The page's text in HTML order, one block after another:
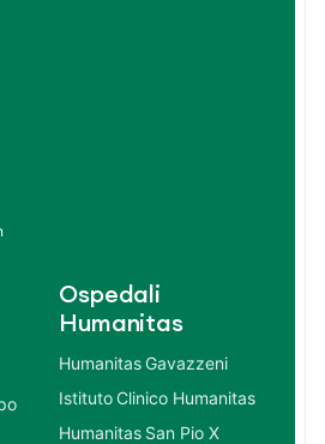
Ospedali
Humanitas
Humanitas Gavazzeni
Istituto Clinico Humanitas
Humanitas San Pio X